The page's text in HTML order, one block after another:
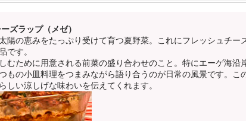
ズラップ（メゼ）
陽の恵みをたっぷり受けて育つ夏野菜。これにフレッシュチー
です。
むために用意される前菜の盛り合わせのこと。特にエーゲ海沿
もの小皿料理をつまみながら語り合うのが日常の風景です。こ
しい涼しげな味わいを伝えてくれます。